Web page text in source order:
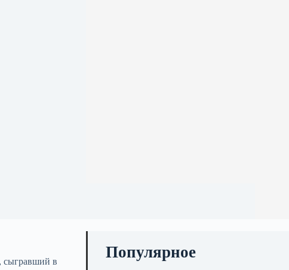
сыгравший в
Популярное